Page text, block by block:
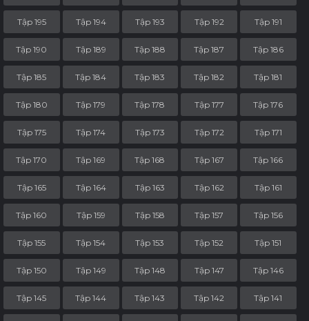
Tập 195 Tập 194 Tập 193 Tập 192 Tập 191
Tập 190 Tập 189 Tập 188 Tập 187 Tập 186
Tập 185 Tập 184 Tập 183 Tập 182 Tập 181
Tập 180 Tập 179 Tập 178 Tập 177 Tập 176
Tập 175 Tập 174 Tập 173 Tập 172 Tập 171
Tập 170 Tập 169 Tập 168 Tập 167 Tập 166
Tập 165 Tập 164 Tập 163 Tập 162 Tập 161
Tập 160 Tập 159 Tập 158 Tập 157 Tập 156
Tập 155 Tập 154 Tập 153 Tập 152 Tập 151
Tập 150 Tập 149 Tập 148 Tập 147 Tập 146
Tập 145 Tập 144 Tập 143 Tập 142 Tập 141